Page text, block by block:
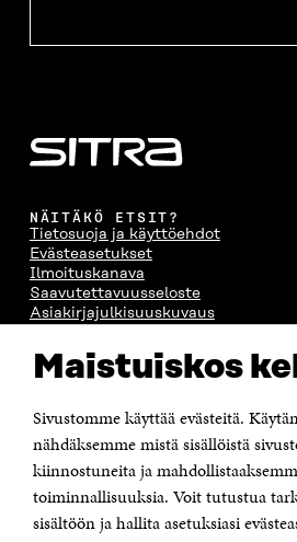
Maistuiskos
Sivustomme käyttää evästeitä.
nähdäksemme mistä sisällöistä
kiinnostuneita ja
toiminnallisuuksia. Voit tutustua
sisältöön ja hallita asetuksiasi
NÄITÄKÖ ETSIT?
Tietosuoja ja käyttöehdot
Evästeasetukset
Ilmoituskanava
Saavutettavuusseloste
Asiakirjajulkisuuskuvaus
Suomen itsenäisyyden juhlarahasto
Itämerenkatu 11-13, PL 160,
00181 Helsinki
Puhelin +358 294 618 991
Sähköpostiosoite
etunimi.sukunimi@sitra.fi tai